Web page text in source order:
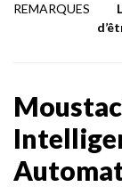
REMARQUES